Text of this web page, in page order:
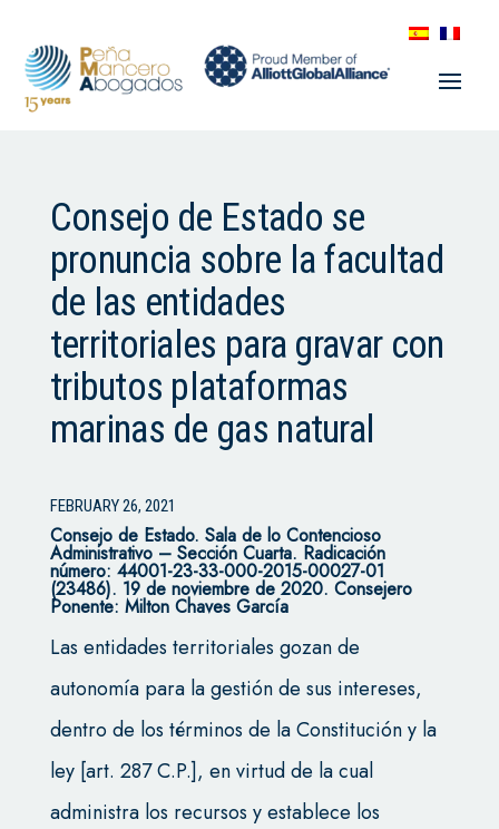
Consejo de Estado se
pronuncia sobre la facultad
de las entidades
territoriales para gravar con
tributos plataformas
marinas de gas natural
FEBRUARY 26, 2021
Consejo de Estado. Sala de lo Contencioso
Administrativo – Sección Cuarta. Radicación
número: 44001-23-33-000-2015-00027-01
(23486). 19 de noviembre de 2020. Consejero
Ponente: Milton Chaves García
Las entidades territoriales gozan de
autonomía para la gestión de sus intereses,
dentro de los términos de la Constitución y la
ley [art. 287 C.P.], en virtud de la cual
administra los recursos y establece los